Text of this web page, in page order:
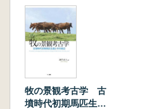
牧の景観考古学 古
墳時代初期馬匹生産